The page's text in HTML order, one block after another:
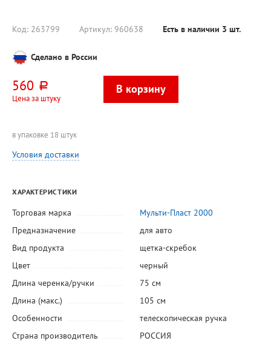
Код: 263799 Артикул: 960638 Есть в наличии 3 шт.
Сделано в России
560 руб.
Цена за штуку
в упаковке 18 штук
Условия доставки
ХАРАКТЕРИСТИКИ
Торговая марка
Мульти-Пласт 2000
Предназначение
для авто
Вид продукта
щетка-скребок
Цвет
черный
Длина черенка/ручки
75 см
Длина (макс.)
105 см
Особенности
телескопическая ручка
Страна производитель
РОССИЯ